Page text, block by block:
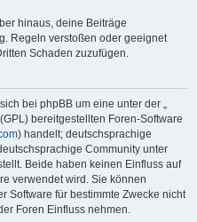
hinaus, deine Beiträge
Regeln verstoßen oder geeignet
Schaden zuzufügen.
bei phpBB um eine unter der „
(GPL) bereitgestellten Foren-Software
) handelt; deutschsprachige
Community unter
Beide haben keinen Einfluss auf
verwendet wird. Sie können
Software für bestimmte Zwecke nicht
Foren Einfluss nehmen.